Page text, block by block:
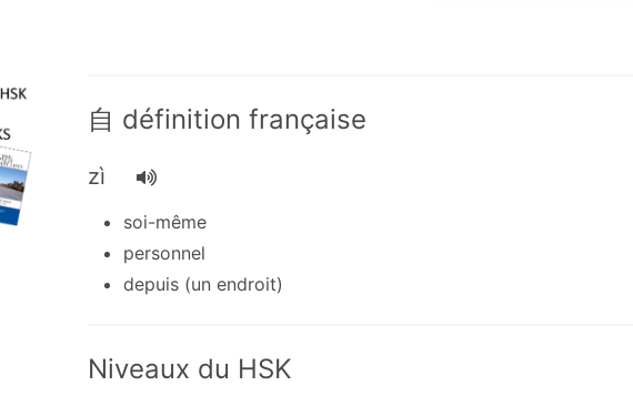
自 définition française
zì
soi-même
personnel
depuis (un endroit)
Niveaux du HSK